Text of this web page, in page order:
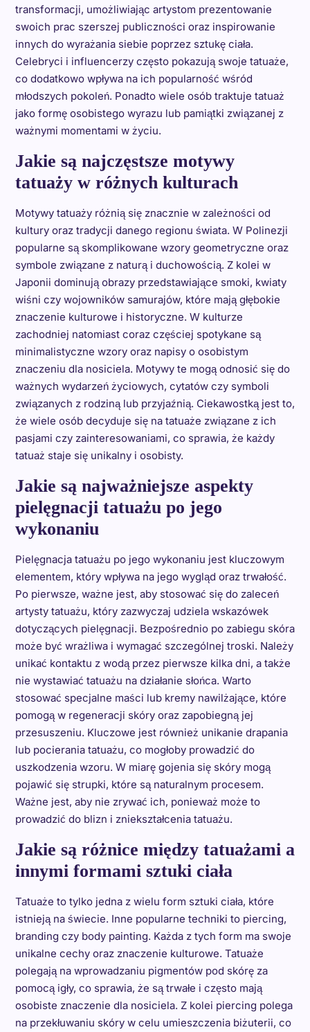
transformacji, umożliwiając artystom prezentowanie
swoich prac szerszej publiczności oraz inspirowanie
innych do wyrażania siebie poprzez sztukę ciała.
Celebryci i influencerzy często pokazują swoje tatuaże,
co dodatkowo wpływa na ich popularność wśród
młodszych pokoleń. Ponadto wiele osób traktuje tatuaż
jako formę osobistego wyrazu lub pamiątki związanej z
ważnymi momentami w życiu.
Jakie są najczęstsze motywy
tatuaży w różnych kulturach
Motywy tatuaży różnią się znacznie w zależności od
kultury oraz tradycji danego regionu świata. W Polinezji
popularne są skomplikowane wzory geometryczne oraz
symbole związane z naturą i duchowością. Z kolei w
Japonii dominują obrazy przedstawiające smoki, kwiaty
wiśni czy wojowników samurajów, które mają głębokie
znaczenie kulturowe i historyczne. W kulturze
zachodniej natomiast coraz częściej spotykane są
minimalistyczne wzory oraz napisy o osobistym
znaczeniu dla nosiciela. Motywy te mogą odnosić się do
ważnych wydarzeń życiowych, cytatów czy symboli
związanych z rodziną lub przyjaźnią. Ciekawostką jest to,
że wiele osób decyduje się na tatuaże związane z ich
pasjami czy zainteresowaniami, co sprawia, że każdy
tatuaż staje się unikalny i osobisty.
Jakie są najważniejsze aspekty
pielęgnacji tatuażu po jego
wykonaniu
Pielęgnacja tatuażu po jego wykonaniu jest kluczowym
elementem, który wpływa na jego wygląd oraz trwałość.
Po pierwsze, ważne jest, aby stosować się do zaleceń
artysty tatuażu, który zazwyczaj udziela wskazówek
dotyczących pielęgnacji. Bezpośrednio po zabiegu skóra
może być wrażliwa i wymagać szczególnej troski. Należy
unikać kontaktu z wodą przez pierwsze kilka dni, a także
nie wystawiać tatuażu na działanie słońca. Warto
stosować specjalne maści lub kremy nawilżające, które
pomogą w regeneracji skóry oraz zapobiegną jej
przesuszeniu. Kluczowe jest również unikanie drapania
lub pocierania tatuażu, co mogłoby prowadzić do
uszkodzenia wzoru. W miarę gojenia się skóry mogą
pojawić się strupki, które są naturalnym procesem.
Ważne jest, aby nie zrywać ich, ponieważ może to
prowadzić do blizn i zniekształcenia tatuażu.
Jakie są różnice między tatuażami a
innymi formami sztuki ciała
Tatuaże to tylko jedna z wielu form sztuki ciała, które
istnieją na świecie. Inne popularne techniki to piercing,
branding czy body painting. Każda z tych form ma swoje
unikalne cechy oraz znaczenie kulturowe. Tatuaże
polegają na wprowadzaniu pigmentów pod skórę za
pomocą igły, co sprawia, że są trwałe i często mają
osobiste znaczenie dla nosiciela. Z kolei piercing polega
na przekłuwaniu skóry w celu umieszczenia biżuterii, co